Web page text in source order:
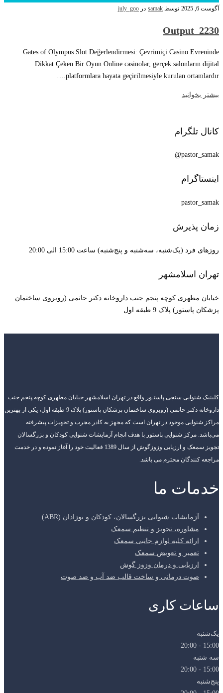
آگوست 6, 2025 توسط samak در july_goo
Output_2230
Gates of Olympus Slot Değerlendirmesi: Çevrimiçi Casino Evreninde
Dikkat Çeken Bir Oyun Online casinolar, gerçek salonların dijital
platformlara hayata geçirilmesiyle kurulan ortamlardır.…
بیشتر بخوانید
کانال تلگرام
pastor_samak@
اینستاگرام
pastor_samak
زمان پذیرش
روزهای فرد (یک‌شنبه، سه‌شنبه و پنج‌شنبه) ساعت 15:00 الی 20:00
تهران اسلامشهر
خیابان مطهری کوچه پنجم جنب داروخانه دکتر حاتمی (روبروی ساختمان
پزشکان پاستور) پلاک 9 طبقه اول
کلینیک شنوایی سنجی پاستـور واقع در تهران اسلامشهر خیابان مطهری کوچه پنجم جنب
داروخانه دکتر حاتمی (روبروی ساختمان پزشکان پاستور) پلاک 9 طبقه اول، یکی از بهترین
مراکز شنوایی موجود در تهران است که مجهز به کادر مجرب و تجهیزات پیشرفته
می‌باشد. مرکز شنوایی پاستور با هدف انجام آزمایشات شنوایی کودکان و بزرگسالان
تجویز سمعک و ارزیابی وزوزگوش از سال 1389 فعالیت خود را آغاز نموده و در خدمت
مراجعه کنندگان محترم می باشد.
خدمات ما
آزمایشات شنوایی بزرگسالان، کودکان و نوزادان (ABR)
مشاوره، تجویز و تنظیم سمعک
ارائه کلیه لوازم جانبی سمعک
تعمیر و تعویض سمعک
ارزیابی و درمان وزوز گوش
صوت درمانی و ساخت قالب ضد آب و ضد صوت
ساعات کاری
یک‌شنبه
15:00 - 20:00
سه شنبه
15:00 - 20:00
پنج‌شنبه